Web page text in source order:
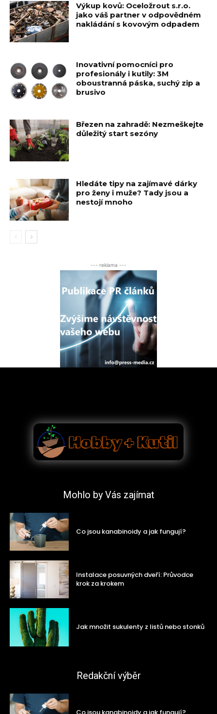
Výkup kovů: Oceložrout s.r.o.
jako váš partner v odpovědném
nakládání s kovovým odpadem
Inovativní pomocníci pro
profesionály i kutily: 3M
oboustranná páska, suchý zip a
brusivo
Březen na zahradě: Nezmeškejte
důležitý start sezóny
Hledáte tipy na zajímavé dárky
pro ženy i muže? Tady jsou a
nestojí mnoho
--- reklama ---
Mohlo by Vás zajímat
Co jsou kanabinoidy a jak fungují?
Instalace posuvných dveří: Průvodce
krok za krokem
Jak množit sukulenty z listů nebo stonků
Redakční výběr